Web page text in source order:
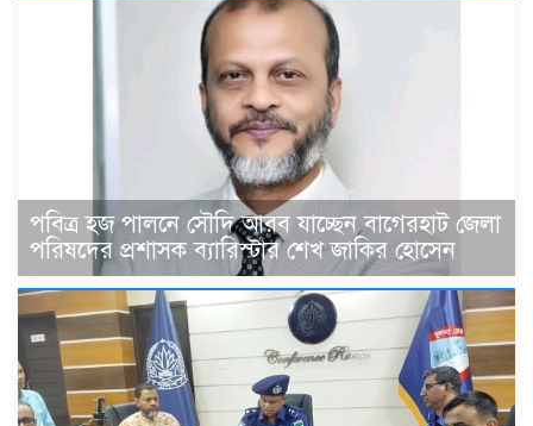
পবিত্র হজ পালনে সৌদি আরব যাচ্ছেন বাগেরহাট জেলা
পরিষদের প্রশাসক ব্যারিস্টার শেখ জাকির হোসেন